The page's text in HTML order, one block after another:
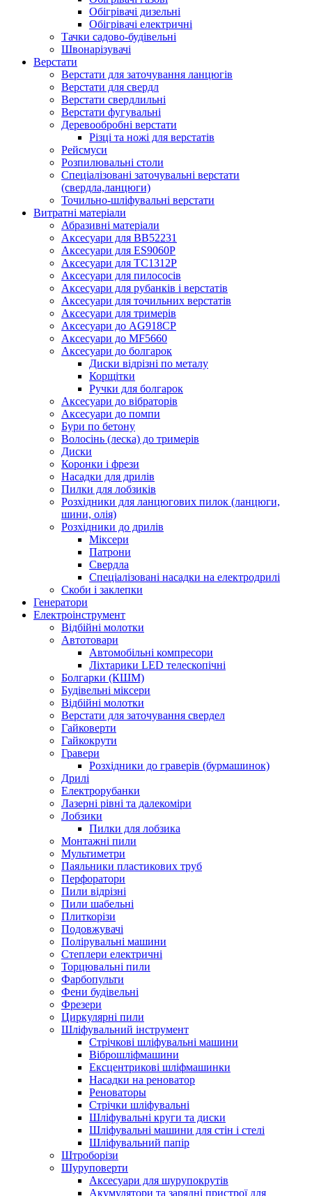
Обігрівачі дизельні
Обігрівачі електричні
Тачки садово-будівельні
Швонарізувачі
Верстати
Верстати для заточування ланцюгів
Верстати для свердл
Верстати свердлильні
Верстати фугувальні
Деревообробні верстати
Різці та ножі для верстатів
Рейсмуси
Розпилювальні столи
Спеціалізовані заточувальні верстати
(свердла,ланцюги)
Точильно-шліфувальні верстати
Витратні матеріали
Абразивні матеріали
Аксесуари для BB52231
Аксесуари для ES9060P
Аксесуари для TC1312P
Аксесуари для пилососів
Аксесуари для рубанків і верстатів
Аксесуари для точильних верстатів
Аксесуари для тримерів
Аксесуари до AG918CP
Аксесуари до MF5660
Аксесуари до болгарок
Диски відрізні по металу
Корщітки
Ручки для болгарок
Аксесуари до вібраторів
Аксесуари до помпи
Бури по бетону
Волосінь (леска) до тримерів
Диски
Коронки і фрези
Насадки для дрилів
Пилки для лобзиків
Розхідники для ланцюгових пилок (ланцюги,
шини, олія)
Розхідники до дрилів
Міксери
Патрони
Свердла
Спеціалізовані насадки на електродрилі
Скоби і заклепки
Генератори
Електроінструмент
Bідбійні молотки
Автотовари
Автомобільні компресори
Ліхтарики LED телескопічні
Болгарки (КШМ)
Будівельні міксери
Відбійні молотки
Верстати для заточування свердел
Гайковерти
Гайкокрути
Гравери
Розхідники до граверів (бурмашинок)
Дрилі
Електрорубанки
Лазерні рівні та далекоміри
Лобзики
Пилки для лобзика
Монтажні пили
Мультиметри
Паяльники пластикових труб
Перфоратори
Пили відрізні
Пили шабельні
Плиткорізи
Подовжувачі
Полірувальні машини
Степлери електричні
Торцювальні пили
Фарбопульти
Фени будівельні
Фрезери
Циркулярні пили
Шліфувальний інструмент
Cтрічкові шліфувальні машини
Віброшліфмашини
Ексцентрикові шліфмашинки
Насадки на реноватор
Реноваторы
Стрічки шліфувальні
Шліфувальні круги та диски
Шліфувальні машини для стін і стелі
Шліфувальний папір
Штроборізи
Шуруповерти
Аксесуари для шурупокрутів
Акумулятори та зарядні пристрої для